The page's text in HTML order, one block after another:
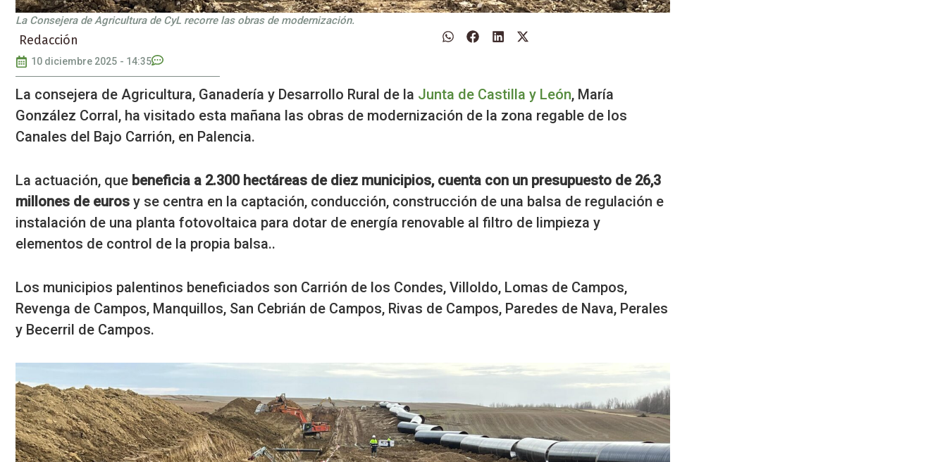
La Consejera de Agricultura de CyL recorre las obras de modernización.
Redacción
10 diciembre 2025 - 14:35
La consejera de Agricultura, Ganadería y Desarrollo Rural de la Junta de Castilla y León, María
González Corral, ha visitado esta mañana las obras de modernización de la zona regable de los
Canales del Bajo Carrión, en Palencia.
La actuación, que beneficia a 2.300 hectáreas de diez municipios, cuenta con un presupuesto de 26,3
millones de euros y se centra en la captación, conducción, construcción de una balsa de regulación e
instalación de una planta fotovoltaica para dotar de energía renovable al filtro de limpieza y
elementos de control de la propia balsa..
Los municipios palentinos beneficiados son Carrión de los Condes, Villoldo, Lomas de Campos,
Revenga de Campos, Manquillos, San Cebrián de Campos, Rivas de Campos, Paredes de Nava, Perales
y Becerril de Campos.